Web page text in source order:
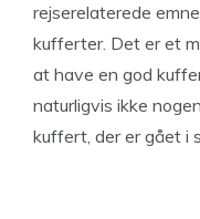
rejserelaterede
kufferter. Det er et
at have en god
naturligvis ikke
kuffert, der er gået i